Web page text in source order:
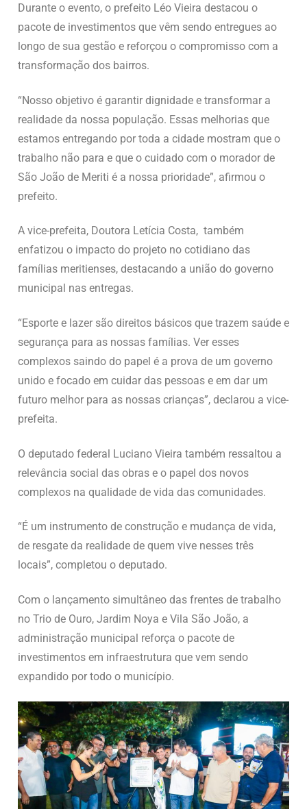
Durante o evento, o prefeito Léo Vieira destacou o
pacote de investimentos que vêm sendo entregues ao
longo de sua gestão e reforçou o compromisso com a
transformação dos bairros.
“Nosso objetivo é garantir dignidade e transformar a
realidade da nossa população. Essas melhorias que
estamos entregando por toda a cidade mostram que o
trabalho não para e que o cuidado com o morador de
São João de Meriti é a nossa prioridade”, afirmou o
prefeito.
A vice-prefeita, Doutora Letícia Costa, também
enfatizou o impacto do projeto no cotidiano das
famílias meritienses, destacando a união do governo
municipal nas entregas.
“Esporte e lazer são direitos básicos que trazem saúde e
segurança para as nossas famílias. Ver esses
complexos saindo do papel é a prova de um governo
unido e focado em cuidar das pessoas e em dar um
futuro melhor para as nossas crianças”, declarou a vice-
prefeita.
O deputado federal Luciano Vieira também ressaltou a
relevância social das obras e o papel dos novos
complexos na qualidade de vida das comunidades.
“É um instrumento de construção e mudança de vida,
de resgate da realidade de quem vive nesses três
locais”, completou o deputado.
Com o lançamento simultâneo das frentes de trabalho
no Trio de Ouro, Jardim Noya e Vila São João, a
administração municipal reforça o pacote de
investimentos em infraestrutura que vem sendo
expandido por todo o município.